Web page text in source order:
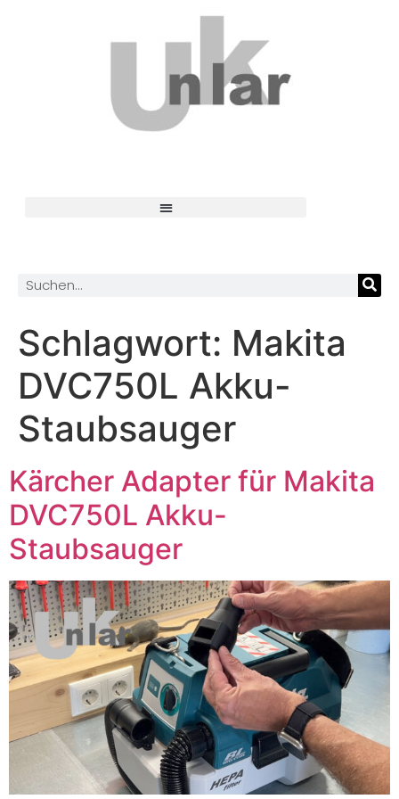
Schlagwort: Makita
DVC750L Akku-
Staubsauger
Kärcher Adapter für Makita
DVC750L Akku-
Staubsauger